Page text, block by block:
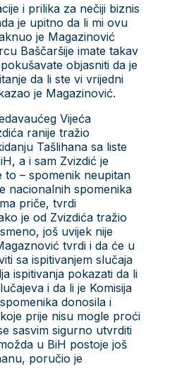
i prilika za nečiji biznis
je upitno da li mi ovu
je Magazinović
Baščaršije imate takav
objasniti da je
da li ste vi vrijedni
je Magazinović.
Vijeća
ranije tražio
Tašlihana sa liste
a i sam Zvizdić je
– spomenik neupitan
nacionalnih spomenika
priče, tvrdi
je od Zvizdića tražio
još uvijek nije
tvrdi i da će u
sa ispitivanjem slučaja
ispitivanja pokazati da li
i da li je Komisija
donosila i
prije nisu mogle proći
sasvim sigurno utvrditi
u BiH postoje još
poručio je